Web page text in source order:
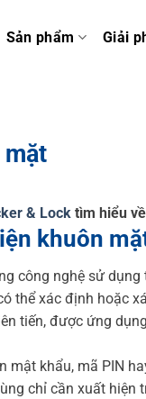
Sản phẩm Giải
mặt
& Lock tìm hiểu về
khuôn
công nghệ sử
thể xác định hoặc
tiến, được ứng
khẩu, mã PIN
chỉ cần xuất hiện